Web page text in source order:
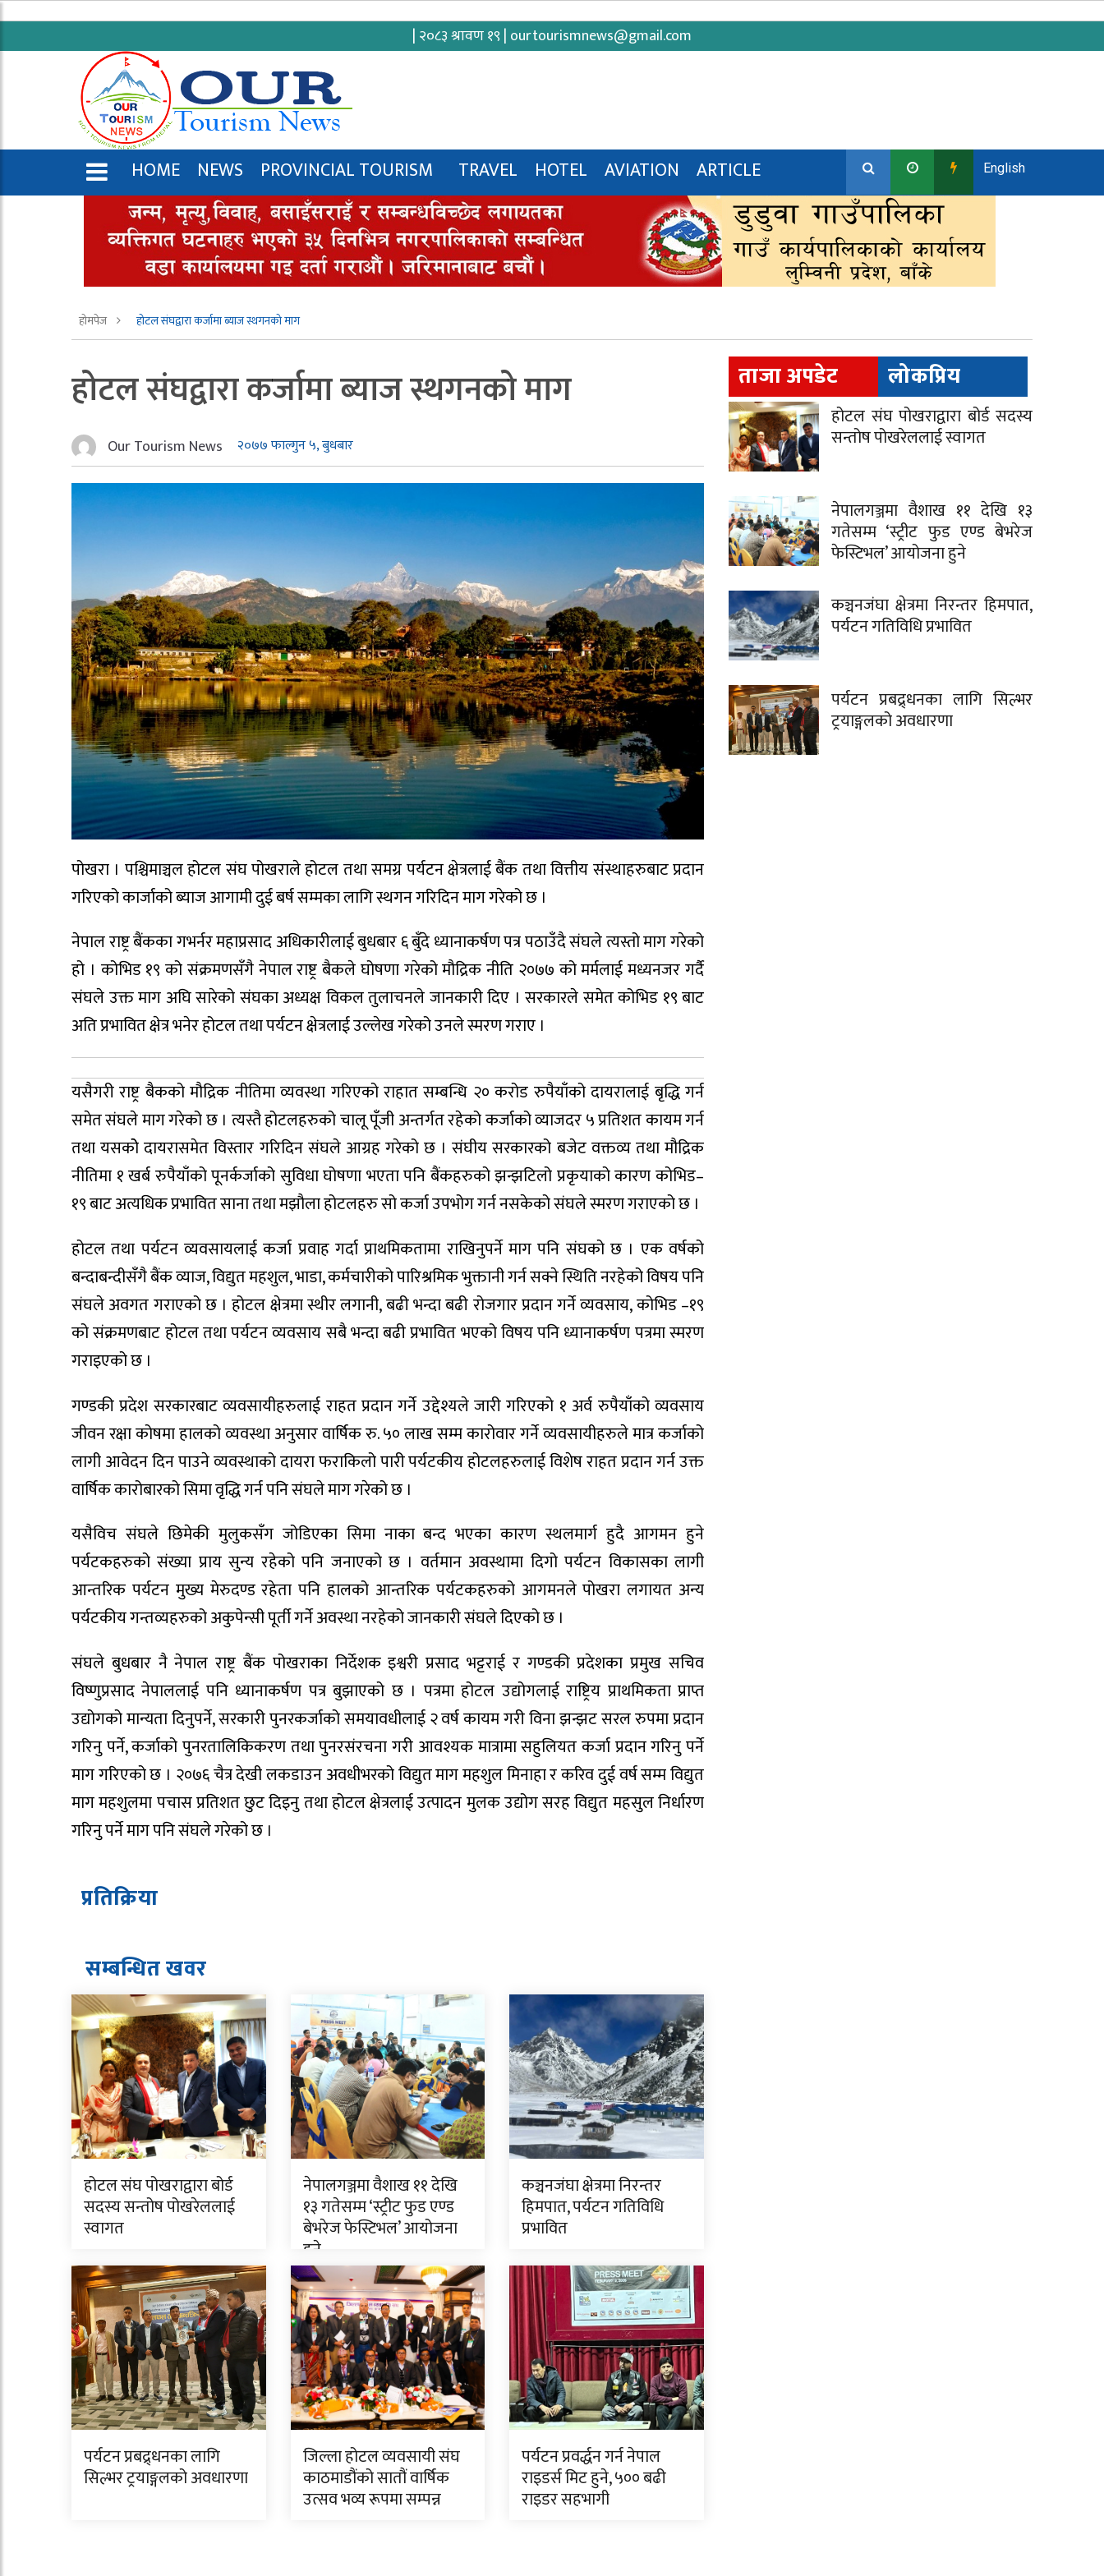
| २०८३ श्रावण १९ | ourtourismnews@gmail.com
HOME NEWS PROVINCIAL TOURISM TRAVEL HOTEL AVIATION
ARTICLE
ENGLISH
English
होमपेज होटल संघद्वारा कर्जामा ब्याज स्थगनको माग
होटल संघद्वारा कर्जामा ब्याज स्थगनको माग
Our Tourism News २०७७ फाल्गुन ५, बुधबार
पोखरा । पश्चिमाञ्चल होटल संघ पोखराले होटल तथा समग्र पर्यटन क्षेत्रलाई बैंक तथा वित्तीय संस्थाहरुबाट प्रदान
गरिएको कार्जाको ब्याज आगामी दुई बर्ष सम्मका लागि स्थगन गरिदिन माग गरेको छ ।
नेपाल राष्ट्र बैंकका गभर्नर महाप्रसाद अधिकारीलाई बुधबार ६ बुँदे ध्यानाकर्षण पत्र पठाउँदै संघले त्यस्तो माग गरेको
हो । कोभिड १९ को संक्रमणसँगै नेपाल राष्ट्र बैकले घोषणा गरेको मौद्रिक नीति २०७७ को मर्मलाई मध्यनजर गर्दै
संघले उक्त माग अघि सारेको संघका अध्यक्ष विकल तुलाचनले जानकारी दिए । सरकारले समेत कोभिड १९ बाट
अति प्रभावित क्षेत्र भनेर होटल तथा पर्यटन क्षेत्रलाई उल्लेख गरेको उनले स्मरण गराए ।
यसैगरी राष्ट्र बैकको मौद्रिक नीतिमा व्यवस्था गरिएको राहात सम्बन्धि २० करोड रुपैयाँको दायरालाई बृद्धि गर्न
समेत संघले माग गरेको छ । त्यस्तै होटलहरुको चालू पूँजी अन्तर्गत रहेको कर्जाको व्याजदर ५ प्रतिशत कायम गर्न
तथा यसकोे दायरासमेत विस्तार गरिदिन संघले आग्रह गरेको छ । संघीय सरकारको बजेट वक्तव्य तथा मौद्रिक
नीतिमा १ खर्ब रुपैयाँको पूनर्कर्जाको सुविधा घोषणा भएता पनि बैंकहरुको झन्झटिलो प्रकृयाको कारण कोभिड–
१९ बाट अत्यधिक प्रभावित साना तथा मझौला होटलहरु सो कर्जा उपभोग गर्न नसकेको संघले स्मरण गराएको छ ।
होटल तथा पर्यटन व्यवसायलाई कर्जा प्रवाह गर्दा प्राथमिकतामा राखिनुपर्ने माग पनि संघको छ । एक वर्षको
बन्दाबन्दीसँगै बैंक व्याज, विद्युत महशुल, भाडा, कर्मचारीको पारिश्रमिक भुक्तानी गर्न सक्ने स्थिति नरहेको विषय पनि
संघले अवगत गराएको छ । होटल क्षेत्रमा स्थीर लगानी, बढी भन्दा बढी रोजगार प्रदान गर्ने व्यवसाय, कोभिड –१९
को संक्रमणबाट होटल तथा पर्यटन व्यवसाय सबै भन्दा बढी प्रभावित भएको विषय पनि ध्यानाकर्षण पत्रमा स्मरण
गराइएको छ ।
गण्डकी प्रदेश सरकारबाट व्यवसायीहरुलाई राहत प्रदान गर्ने उद्देश्यले जारी गरिएको १ अर्व रुपैयाँको व्यवसाय
जीवन रक्षा कोषमा हालको व्यवस्था अनुसार वार्षिक रु. ५० लाख सम्म कारोवार गर्ने व्यवसायीहरुले मात्र कर्जाको
लागी आवेदन दिन पाउने व्यवस्थाको दायरा फराकिलो पारी पर्यटकीय होटलहरुलाई विशेष राहत प्रदान गर्न उक्त
वार्षिक कारोबारको सिमा वृद्धि गर्न पनि संघले माग गरेको छ ।
यसैविच संघले छिमेकी मुलुकसँग जोडिएका सिमा नाका बन्द भएका कारण स्थलमार्ग हुदै आगमन हुने
पर्यटकहरुको संख्या प्राय सुन्य रहेको पनि जनाएको छ । वर्तमान अवस्थामा दिगो पर्यटन विकासका लागी
आन्तरिक पर्यटन मुख्य मेरुदण्ड रहेता पनि हालको आन्तरिक पर्यटकहरुको आगमनले पोखरा लगायत अन्य
पर्यटकीय गन्तव्यहरुको अकुपेन्सी पूर्ती गर्ने अवस्था नरहेको जानकारी संघले दिएको छ ।
संघले बुधबार नै नेपाल राष्ट्र बैंक पोखराका निर्देशक इश्वरी प्रसाद भट्टराई र गण्डकी प्रदेशका प्रमुख सचिव
विष्णुप्रसाद नेपाललाई पनि ध्यानाकर्षण पत्र बुझाएको छ । पत्रमा होटल उद्योगलाई राष्ट्रिय प्राथमिकता प्राप्त
उद्योगको मान्यता दिनुपर्ने, सरकारी पुनरकर्जाको समयावधीलाई २ वर्ष कायम गरी विना झन्झट सरल रुपमा प्रदान
गरिनु पर्ने, कर्जाको पुनरतालिकिकरण तथा पुनरसंरचना गरी आवश्यक मात्रामा सहुलियत कर्जा प्रदान गरिनु पर्ने
माग गरिएको छ । २०७६ चैत्र देखी लकडाउन अवधीभरको विद्युत माग महशुल मिनाहा र करिव दुई वर्ष सम्म विद्युत
माग महशुलमा पचास प्रतिशत छुट दिइनु तथा होटल क्षेत्रलाई उत्पादन मुलक उद्योग सरह विद्युत महसुल निर्धारण
गरिनु पर्ने माग पनि संघले गरेको छ ।
प्रतिक्रिया
सम्बन्धित खवर
होटल संघ पोखराद्वारा बोर्ड
सदस्य सन्तोष पोखरेललाई
स्वागत
नेपालगञ्जमा वैशाख ११ देखि
१३ गतेसम्म ‘स्ट्रीट फुड एण्ड
बेभरेज फेस्टिभल’ आयोजना
हुने
कञ्चनजंघा क्षेत्रमा निरन्तर
हिमपात, पर्यटन गतिविधि
प्रभावित
पर्यटन प्रबद्र्धनका लागि
सिल्भर ट्रयाङ्गलको अवधारणा
जिल्ला होटल व्यवसायी संघ
काठमाडौंको सातौं वार्षिक
उत्सव भव्य रूपमा सम्पन्न
पर्यटन प्रवर्द्धन गर्न नेपाल
राइडर्स मिट हुने, ५०० बढी
राइडर सहभागी
ताजा अपडेट लोकप्रिय
होटल संघ पोखराद्वारा बोर्ड सदस्य
सन्तोष पोखरेललाई स्वागत
नेपालगञ्जमा वैशाख ११ देखि १३
गतेसम्म ‘स्ट्रीट फुड एण्ड बेभरेज
फेस्टिभल’ आयोजना हुने
कञ्चनजंघा क्षेत्रमा निरन्तर हिमपात,
पर्यटन गतिविधि प्रभावित
पर्यटन प्रबद्र्धनका लागि सिल्भर
ट्रयाङ्गलको अवधारणा